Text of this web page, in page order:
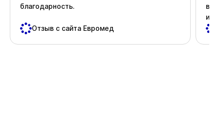
благодарность.
Отзыв с сайта Евромед
и